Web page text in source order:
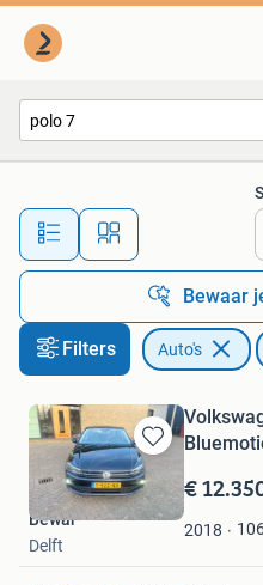
Alle
Bewaar
Filters Auto's
Bewaren
in
Mijn
Favorieten
€
2018
Bewar
Delft